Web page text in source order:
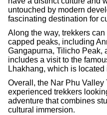
untouched by modern
fascinating destination for
Along the way, trekkers
capped peaks, including
Gangapurna, Tilicho Peak,
includes a visit to the
Lhakhang, which is
Overall, the Nar Phu Valley
experienced trekkers
adventure that combines
cultural immersion.